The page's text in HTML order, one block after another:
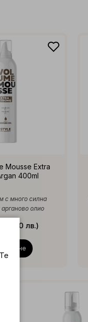
Mousse Extra
400ml
с много силна
олио
(55.90 лв.)